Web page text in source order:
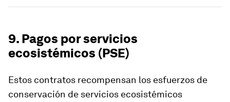
9. Pagos por servicios
ecosistémicos (PSE)
Estos contratos recompensan los esfuerzos de
conservación de servicios ecosistémicos